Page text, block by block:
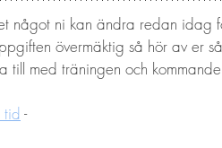
något ni kan ändra redan idag
övermäktig så hör av er
till med träningen och
tid -